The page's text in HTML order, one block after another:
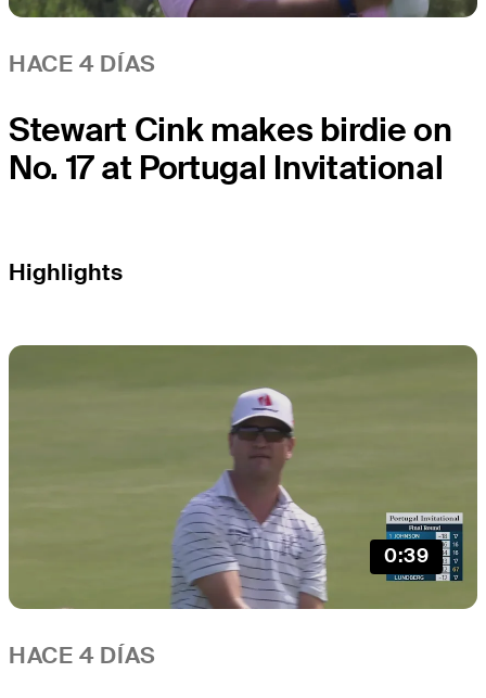
HACE 4 DÍAS
Stewart Cink makes birdie on
No. 17 at Portugal Invitational
Highlights
0:39
HACE 4 DÍAS